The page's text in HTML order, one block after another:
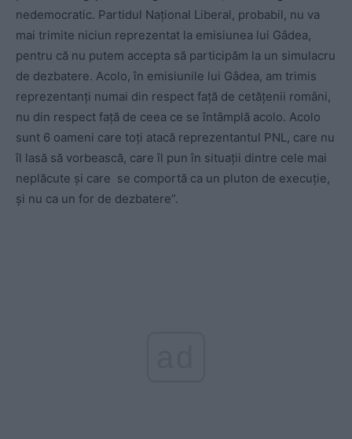
nedemocratic. Partidul Naţional Liberal, probabil, nu va
mai trimite niciun reprezentat la emisiunea lui Gâdea,
pentru că nu putem accepta să participăm la un simulacru
de dezbatere. Acolo, în emisiunile lui Gâdea, am trimis
reprezentanţi numai din respect faţă de cetăţenii români,
nu din respect faţă de ceea ce se întâmplă acolo. Acolo
sunt 6 oameni care toţi atacă reprezentantul PNL, care nu
îl lasă să vorbească, care îl pun în situaţii dintre cele mai
neplăcute şi care se comportă ca un pluton de execuţie,
şi nu ca un for de dezbatere”.